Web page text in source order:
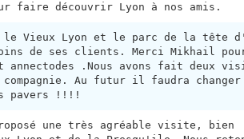
faire découvrir Lyon à nos amis.
Vieux Lyon et le parc de la tête
de ses clients. Merci Mikhail
annectodes .Nous avons fait deux
Au futur il faudra
pavers !!!!
une très agréable visite, bien